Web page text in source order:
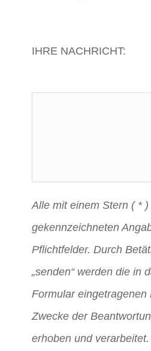
IHRE NACHRICHT:
Alle mit einem Stern ( * )
gekennzeichneten
Pflichtfelder. Durch
„senden“ werden die in
Formular eingetragenen
Zwecke der
erhoben und